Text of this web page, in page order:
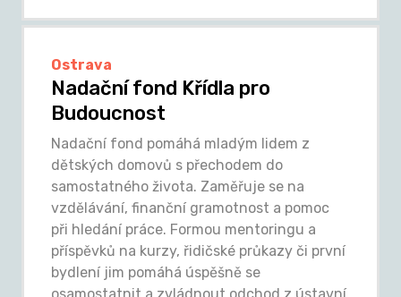
Ostrava
Nadační fond Křídla pro
Budoucnost
Nadační fond pomáhá mladým lidem z
dětských domovů s přechodem do
samostatného života. Zaměřuje se na
vzdělávání, finanční gramotnost a pomoc
při hledání práce. Formou mentoringu a
příspěvků na kurzy, řidičské průkazy či první
bydlení jim pomáhá úspěšně se